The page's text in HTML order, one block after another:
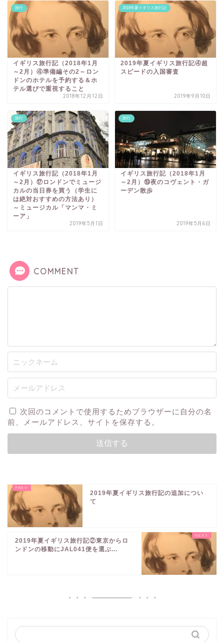
旅行
イギリス旅行記（2018年1月
～2月）④準備編その2～ロン
ドンのホテルを予約する＆ホ
テル選びで重視すること
2018年12月12日
2019年夏イギリス旅行記
2019年夏イギリス旅行記④超
スピードの入国審査
2019年9月10日
旅行
イギリス旅行記（2018年1月
～2月）⑰ロンドンでミュージ
カルの当日券を買う（学生に
は絶対おすすめの方法あり）
～ミュージカル「マンマ・ミ
ーア」
2019年5月1日
旅行
イギリス旅行記（2018年1月
～2月）⑲夜のコヴェント・ガ
ーデン散歩
2019年5月6日
COMMENT
次回のコメントで使用するためブラウザーに自分の名
前、メールアドレス、サイトを保存する。
2019年夏イギリス旅行記の追加につい
て
2019年夏イギリス旅行記②東京からロ
ンドンの移動にJAL041便を選ぶ...